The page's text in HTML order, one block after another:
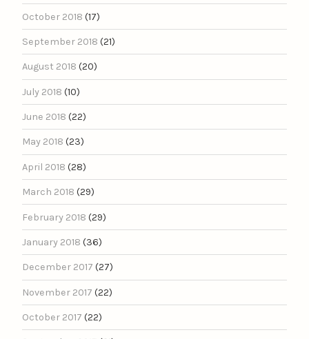
October 2018 (17)
September 2018 (21)
August 2018 (20)
July 2018 (10)
June 2018 (22)
May 2018 (23)
April 2018 (28)
March 2018 (29)
February 2018 (29)
January 2018 (36)
December 2017 (27)
November 2017 (22)
October 2017 (22)